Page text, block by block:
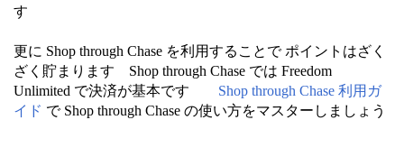
す
更に Shop through Chase を利用することで ポイントはざく
ざく貯まります Shop through Chase では Freedom
Unlimited で決済が基本です Shop through Chase 利用ガ
イド で Shop through Chase の使い方をマスターしましょう